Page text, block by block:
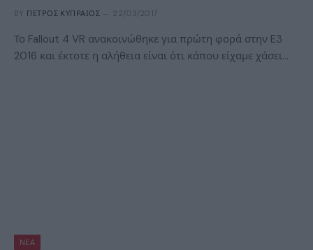
BY ΠΈΤΡΟΣ ΚΥΠΡΑΊΟΣ 22/03/2017
Το Fallout 4 VR ανακοινώθηκε για πρώτη φορά στην E3
2016 και έκτοτε η αλήθεια είναι ότι κάπου είχαμε χάσει…
ΝΈΑ